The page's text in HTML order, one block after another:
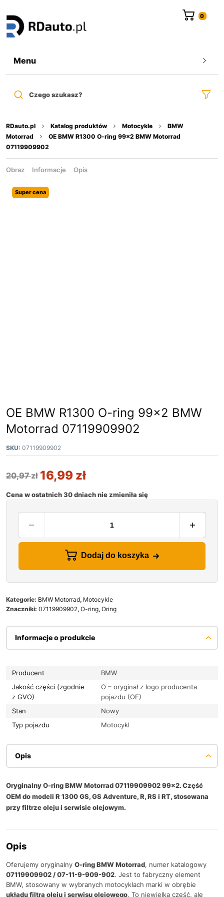
Menu
Czego szukasz?
RDauto.pl Katalog produktów Motocykle
BMW
Motorrad
OE BMW R1300 O-ring 99×2 BMW Motorrad
07119909902
Obraz Informacje Opis
Super cena
OE BMW R1300 O-ring 99×2 BMW
Motorrad 07119909902
SKU: 07119909902
20,97zł 16,99 zł
Cena w ostatnich 30 dniach nie zmieniła się
Dodaj do koszyka
Kategorie: BMW Motorrad, Motocykle
Znaczniki: 07119909902, O-ring, Oring
Informacje o produkcie
Producent
BMW
Jakość części (zgodnie
z GVO)
O – oryginał z logo producenta
pojazdu (OE)
Stan
Nowy
Typ pojazdu
Motocykl
Opis
Oryginalny O-ring BMW Motorrad 07119909902 99x2. Część
OEM do modeli R 1300 GS, GS Adventure, R, RS i RT, stosowana
przy filtrze oleju i serwisie olejowym.
Opis
Oferujemy oryginalny O-ring BMW Motorrad, numer katalogowy
07119909902 / 07-11-9-909-902. Jest to fabryczny element
BMW, stosowany w wybranych motocyklach marki w obrębie
układu filtra oleju i serwisu olejowego. To niewielka część, ale